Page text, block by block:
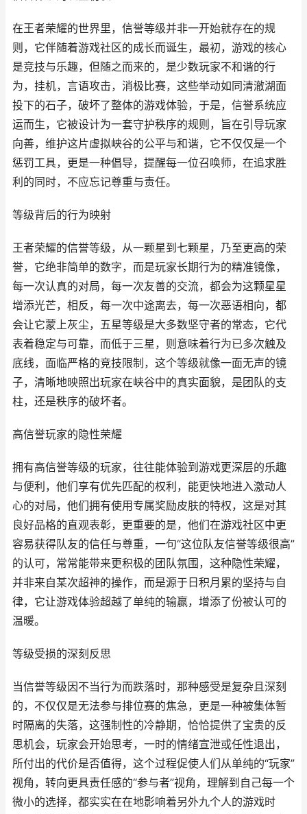
在王者荣耀的世界里，信誉等级并非一开始就存在的规
则，它伴随着游戏社区的成长而诞生，最初，游戏的核心
是竞技与乐趣，但随之而来的，是少数玩家不和谐的行
为，挂机，言语攻击，消极比赛，这些举动如同清澈湖面
投下的石子，破坏了整体的游戏体验，于是，信誉系统应
运而生，它被设计为一套守护秩序的规则，旨在引导玩家
向善，维护这片虚拟峡谷的公平与和谐，它不仅仅是一个
惩罚工具，更是一种倡导，提醒每一位召唤师，在追求胜
利的同时，不应忘记尊重与责任。
等级背后的行为映射
王者荣耀的信誉等级，从一颗星到七颗星，乃至更高的荣
誉，它绝非简单的数字，而是玩家长期行为的精准镜像，
每一次认真的对局，每一次友善的交流，都会为这颗星星
增添光芒，相反，每一次中途离去，每一次恶语相向，都
会让它蒙上灰尘，五星等级是大多数坚守者的常态，它代
表着稳定与可靠，而低于三星，则意味着行为已多次触及
底线，面临严格的竞技限制，这个等级就像一面无声的镜
子，清晰地映照出玩家在峡谷中的真实面貌，是团队的支
柱，还是秩序的破坏者。
高信誉玩家的隐性荣耀
拥有高信誉等级的玩家，往往能体验到游戏更深层的乐趣
与便利，他们享有优先匹配的权利，能更快地进入激动人
心的对局，他们拥有使用专属奖励皮肤的特权，这是对其
良好品格的直观表彰，更重要的是，他们在游戏社区中更
容易获得队友的信任与尊重，一句“这位队友信誉等级很高”
的认可，常常能带来更积极的团队氛围，这种隐性荣耀，
并非来自某次超神的操作，而是源于日积月累的坚持与自
律，它让游戏体验超越了单纯的输赢，增添了份被认可的
温暖。
等级受损的深刻反思
当信誉等级因不当行为而跌落时，那种感受是复杂且深刻
的，不仅仅是无法参与排位赛的焦急，更是一种被集体暂
时隔离的失落，这强制性的冷静期，恰恰提供了宝贵的反
思机会，玩家会开始思考，一时的情绪宣泄或任性退出，
所付出的代价是否值得，这个过程促使人们从单纯的“玩家”
视角，转向更具责任感的“参与者”视角，理解到自己每一个
微小的选择，都实实在在地影响着另外九个人的游戏时